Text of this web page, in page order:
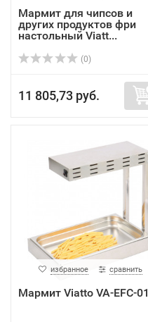
Мармит для чипсов и
других продуктов фри
настольный Viatt...
(0)
11 805,73 руб.
избранное сравнить
Мармит Viatto VA-EFC-01